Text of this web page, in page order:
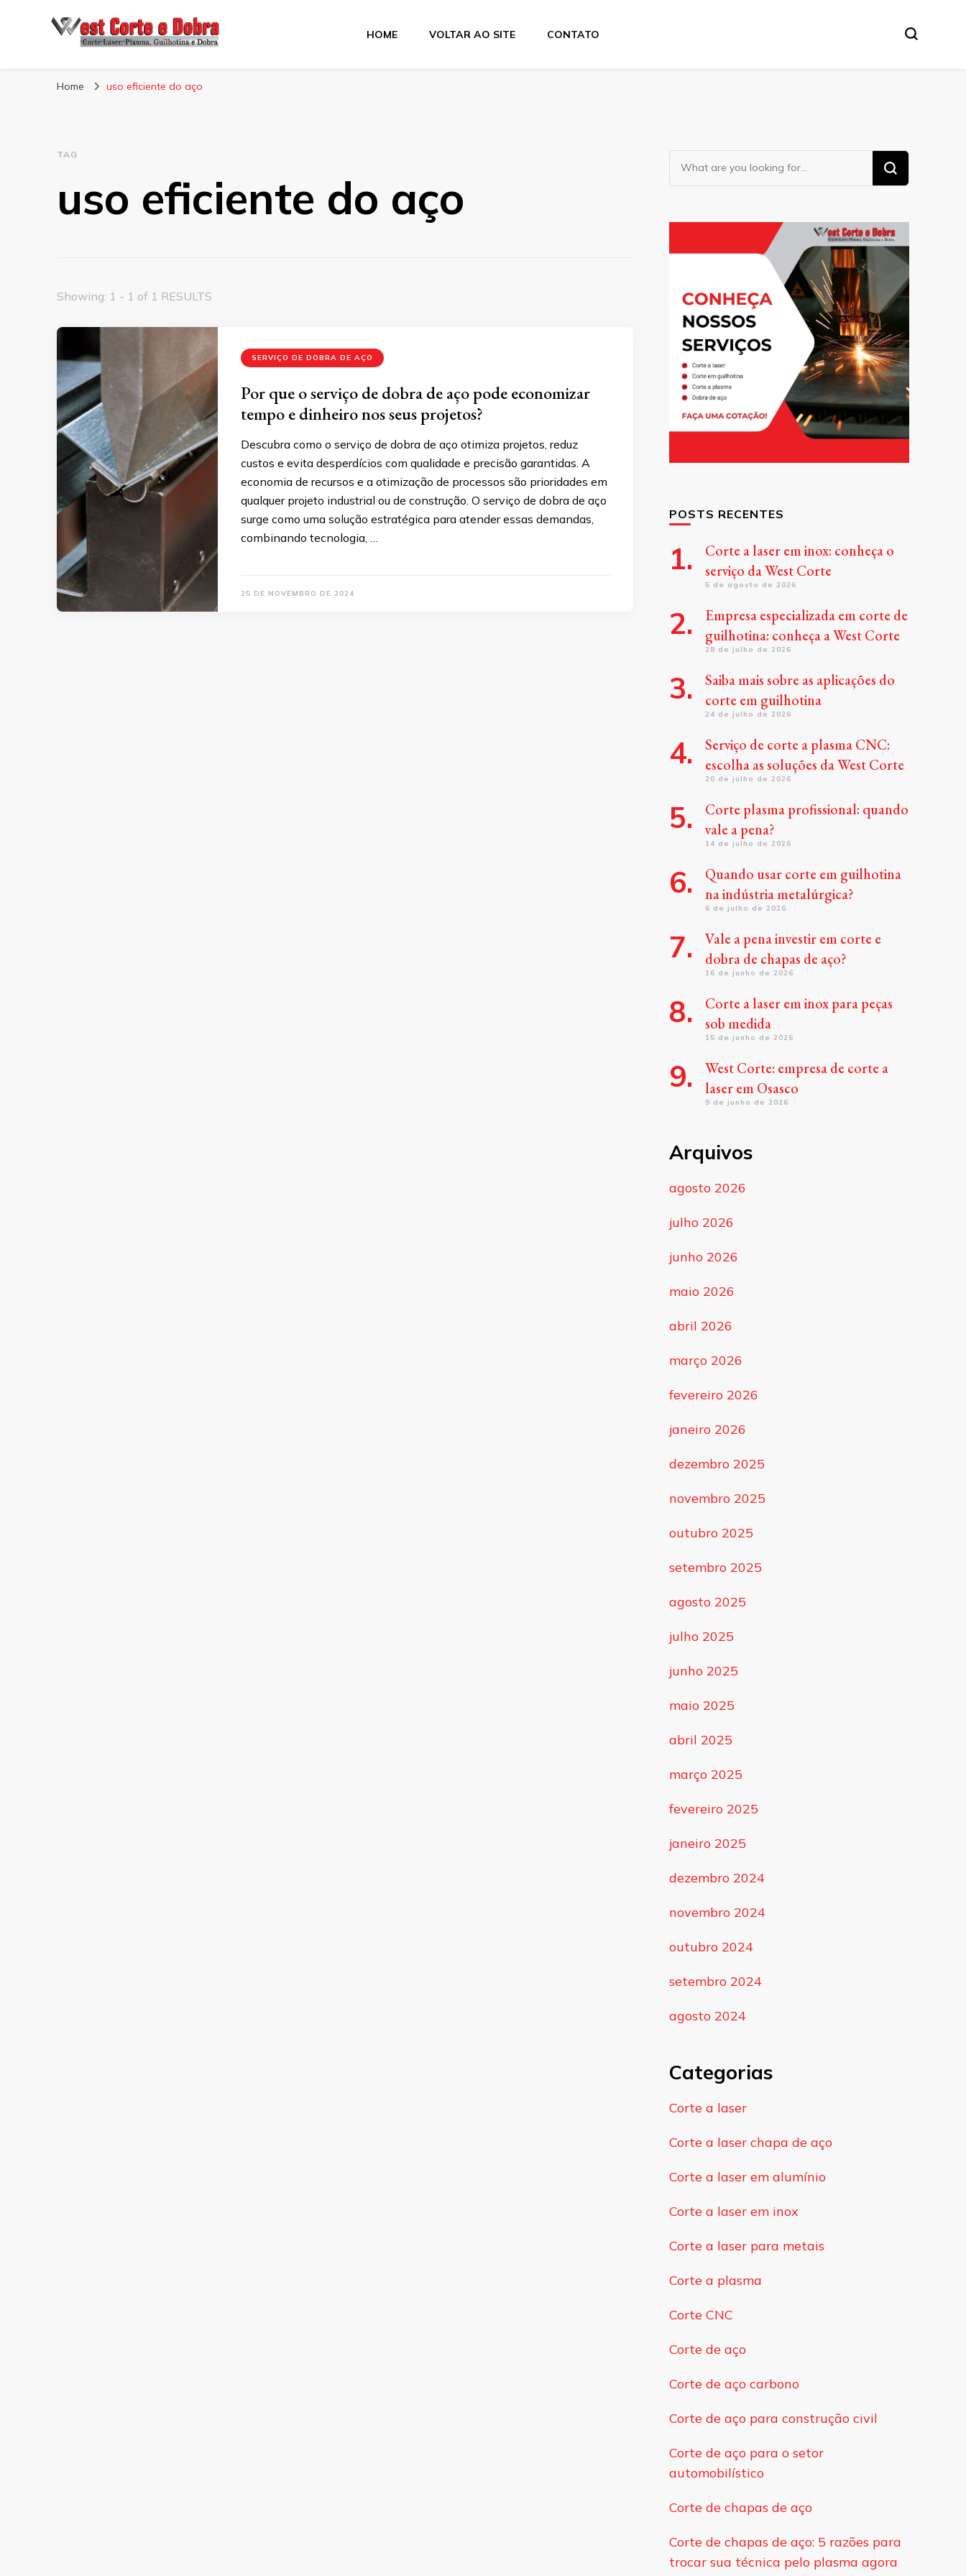
Blog West Corte e Dobra
HOME VOLTAR AO SITE CONTATO
Home uso eficiente do aço
TAG
uso eficiente do aço
Showing: 1 - 1 of 1 RESULTS
SERVIÇO DE DOBRA DE AÇO
Por que o serviço de dobra de aço pode economizar
tempo e dinheiro nos seus projetos?
Descubra como o serviço de dobra de aço otimiza projetos, reduz
custos e evita desperdícios com qualidade e precisão garantidas. A
economia de recursos e a otimização de processos são prioridades em
qualquer projeto industrial ou de construção. O serviço de dobra de aço
surge como uma solução estratégica para atender essas demandas,
combinando tecnologia, …
25 DE NOVEMBRO DE 2024
Looking
for
POSTS RECENTES
Corte a laser em inox: conheça o
serviço da West Corte
5 de agosto de 2026
Empresa especializada em corte de
guilhotina: conheça a West Corte
28 de julho de 2026
Saiba mais sobre as aplicações do
corte em guilhotina
24 de julho de 2026
Serviço de corte a plasma CNC:
escolha as soluções da West Corte
20 de julho de 2026
Corte plasma profissional: quando
vale a pena?
14 de julho de 2026
Quando usar corte em guilhotina
na indústria metalúrgica?
6 de julho de 2026
Vale a pena investir em corte e
dobra de chapas de aço?
16 de junho de 2026
Corte a laser em inox para peças
sob medida
15 de junho de 2026
West Corte: empresa de corte a
laser em Osasco
9 de junho de 2026
Arquivos
agosto 2026
julho 2026
junho 2026
maio 2026
abril 2026
março 2026
fevereiro 2026
janeiro 2026
dezembro 2025
novembro 2025
outubro 2025
setembro 2025
agosto 2025
julho 2025
junho 2025
maio 2025
abril 2025
março 2025
fevereiro 2025
janeiro 2025
dezembro 2024
novembro 2024
outubro 2024
setembro 2024
agosto 2024
Categorias
Corte a laser
Corte a laser chapa de aço
Corte a laser em alumínio
Corte a laser em inox
Corte a laser para metais
Corte a plasma
Corte CNC
Corte de aço
Corte de aço carbono
Corte de aço para construção civil
Corte de aço para o setor
automobilístico
Corte de chapas de aço
Corte de chapas de aço: 5 razões para
trocar sua técnica pelo plasma agora